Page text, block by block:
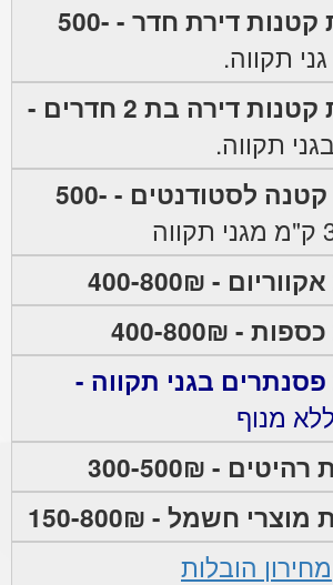
מחיר הובלות קטנות דירת חדר - 500-
תקווה.
מחיר הובלות קטנות דירה בת 2 חדרים -
בגני תקווה.
מחיר הובלה קטנה לסטודנטים - 500-
- 400-800₪
- 400-800₪
בגני תקווה -
ללא מנוף
- 300-500₪
חשמל - 150-800₪
מחירון הובלות